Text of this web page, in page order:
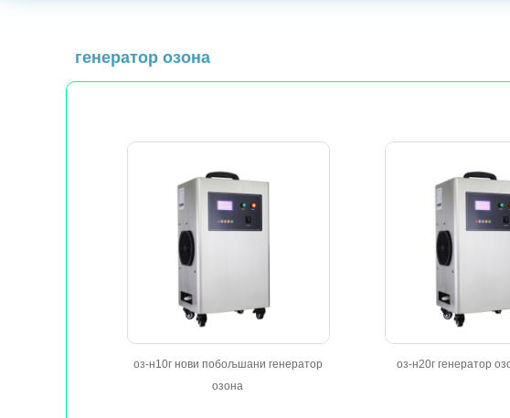
генератор озона
оз-н10г нови побољшани генератор
озона
оз-н20г генератор